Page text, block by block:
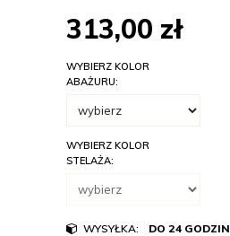
313,00 zł
WYBIERZ KOLOR
ABAŻURU:
WYBIERZ KOLOR
STELAŻA:
WYSYŁKA: DO 24 GODZIN